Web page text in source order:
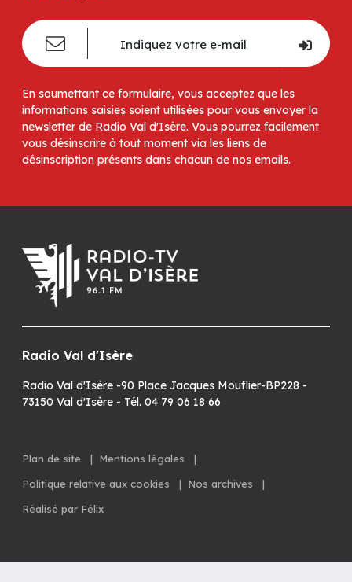
En soumettant ce formulaire, vous acceptez que les
informations saisies soient utilisées pour vous envoyer la
newsletter de Radio Val d'Isère. Vous pourrez facilement
vous désinscrire à tout moment via les liens de
désinscription présents dans chacun de nos emails.
Radio Val d'Isère
Radio Val d'Isère -90 Place Jacques Mouflier-BP228 -
73150 Val d'Isère - Tél. 04 79 06 18 66
Plan de site | Mentions légales
|
Politique relative aux cookies
| Nos archives
|
Réalisé par Félix